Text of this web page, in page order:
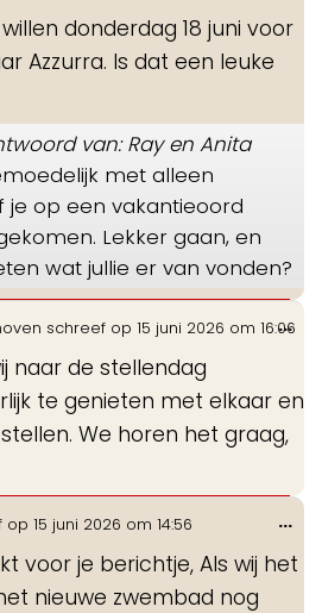
donderdag 18 juni voor
Azzurra. Is dat een leuke
van: Ray en Anita
met alleen
je op een vakantieoord
Lekker gaan, en
wat jullie er van vonden?
schreef op 15 juni 2026 om 16:06
naar de stellendag
te genieten met elkaar en
We horen het graag,
...
op 15 juni 2026 om 14:56
voor je berichtje, Als wij het
nieuwe zwembad nog
...